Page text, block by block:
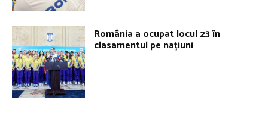
România a ocupat locul 23 în
clasamentul pe națiuni